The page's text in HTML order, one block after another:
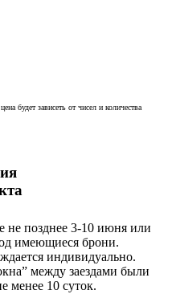
будет зависеть от чисел и количества
не позднее 3-10 июня или
имеющиеся брони.
индивидуально.
между заездами были
менее 10 суток.